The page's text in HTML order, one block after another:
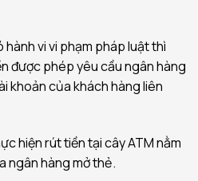
vi vi phạm pháp luật thì
được phép yêu cầu ngân hàng
khoản của khách hàng liên
hiện rút tiền tại cây ATM nằm
ngân hàng mở thẻ.